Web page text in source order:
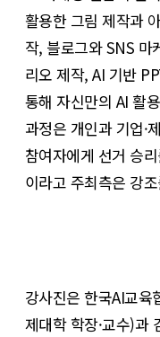
활용한 그림 제작과
작, 블로그와 SNS 마
리오 제작, AI 기반
통해 자신만의 AI 활
과정은 개인과 기업·
참여자에게 선거 승
이라고 주최측은 강
강사진은 한국AI교
제대학 학장·교수)과